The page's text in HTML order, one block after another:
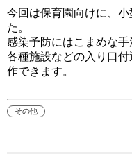
今回は保育園向けに、
た。
感染予防にはこまめな手
各種施設などの入り口
作できます。
その他